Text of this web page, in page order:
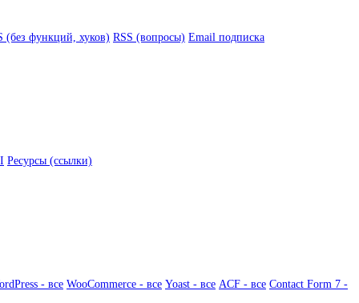
(без функций, хуков) RSS (вопросы) Email подписка
Ресурсы (ссылки)
- все WooCommerce - все Yoast - все ACF - все Contact Form 7 -